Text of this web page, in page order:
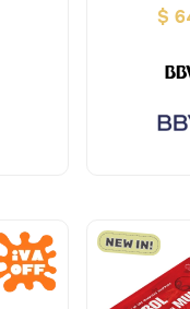
Animales -
$